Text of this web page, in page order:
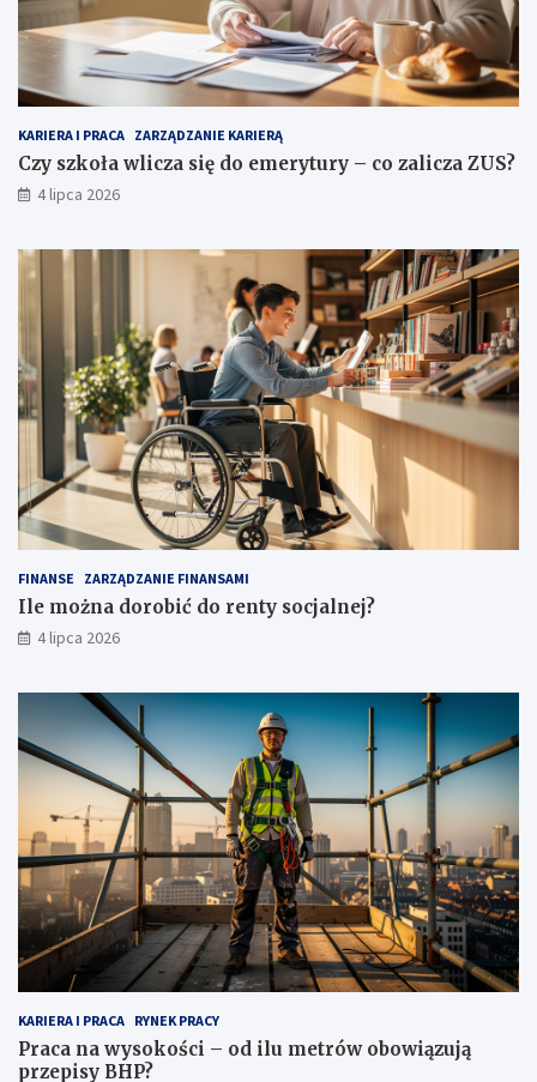
KARIERA I PRACA ZARZĄDZANIE KARIERĄ
Czy szkoła wlicza się do emerytury – co zalicza ZUS?
4 lipca 2026
FINANSE ZARZĄDZANIE FINANSAMI
Ile można dorobić do renty socjalnej?
4 lipca 2026
KARIERA I PRACA RYNEK PRACY
Praca na wysokości – od ilu metrów obowiązują
przepisy BHP?